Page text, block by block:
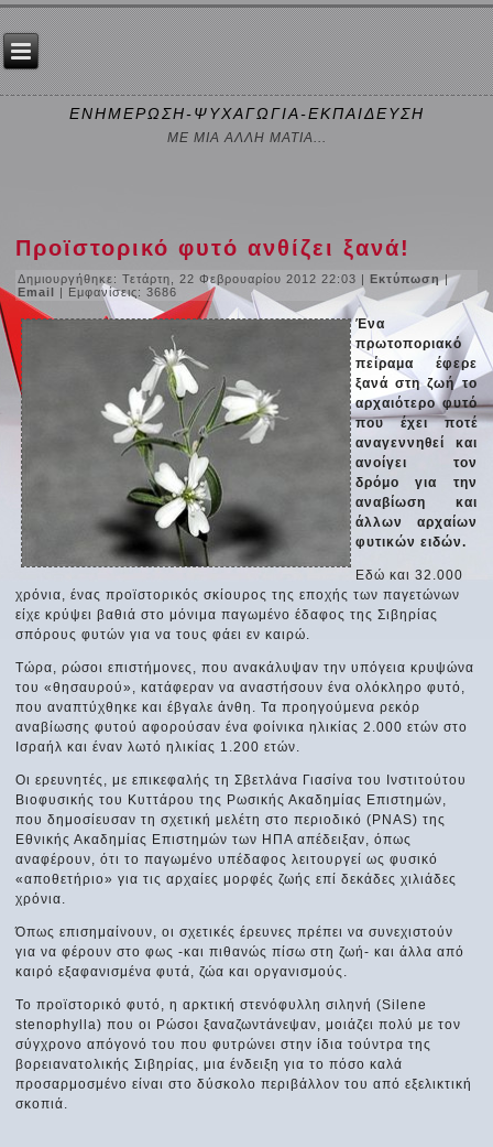
ΕΝΗΜΕΡΩΣΗ-ΨΥΧΑΓΩΓΙΑ-ΕΚΠΑΙΔΕΥΣΗ
ΜΕ ΜΙΑ ΑΛΛΗ ΜΑΤΙΑ...
Προϊστορικό φυτό ανθίζει ξανά!
Δημιουργήθηκε: Τετάρτη, 22 Φεβρουαρίου 2012 22:03 |Εκτύπωση|
Email | Εμφανίσεις: 3686
Ένα
πρωτοποριακό
πείραμα έφερε
ξανά στη ζωή το
αρχαιότερο φυτό
που έχει ποτέ
αναγεννηθεί και
ανοίγει τον
δρόμο για την
αναβίωση και
άλλων αρχαίων
φυτικών ειδών.
Εδώ και 32.000
χρόνια, ένας προϊστορικός σκίουρος της εποχής των παγετώνων
είχε κρύψει βαθιά στο μόνιμα παγωμένο έδαφος της Σιβηρίας
σπόρους φυτών για να τους φάει εν καιρώ.
Τώρα, ρώσοι επιστήμονες, που ανακάλυψαν την υπόγεια κρυψώνα
του «θησαυρού», κατάφεραν να αναστήσουν ένα ολόκληρο φυτό,
που αναπτύχθηκε και έβγαλε άνθη. Τα προηγούμενα ρεκόρ
αναβίωσης φυτού αφορούσαν ένα φοίνικα ηλικίας 2.000 ετών στο
Ισραήλ και έναν λωτό ηλικίας 1.200 ετών.
Οι ερευνητές, με επικεφαλής τη Σβετλάνα Γιασίνα του Ινστιτούτου
Βιοφυσικής του Κυττάρου της Ρωσικής Ακαδημίας Επιστημών,
που δημοσίευσαν τη σχετική μελέτη στο περιοδικό (PNAS) της
Εθνικής Ακαδημίας Επιστημών των ΗΠΑ απέδειξαν, όπως
αναφέρουν, ότι το παγωμένο υπέδαφος λειτουργεί ως φυσικό
«αποθετήριο» για τις αρχαίες μορφές ζωής επί δεκάδες χιλιάδες
χρόνια.
Όπως επισημαίνουν, οι σχετικές έρευνες πρέπει να συνεχιστούν
για να φέρουν στο φως -και πιθανώς πίσω στη ζωή- και άλλα από
καιρό εξαφανισμένα φυτά, ζώα και οργανισμούς.
Το προϊστορικό φυτό, η αρκτική στενόφυλλη σιληνή (Silene
stenophylla) που οι Ρώσοι ξαναζωντάνεψαν, μοιάζει πολύ με τον
σύγχρονο απόγονό του που φυτρώνει στην ίδια τούντρα της
βορειανατολικής Σιβηρίας, μια ένδειξη για το πόσο καλά
προσαρμοσμένο είναι στο δύσκολο περιβάλλον του από εξελικτική
σκοπιά.